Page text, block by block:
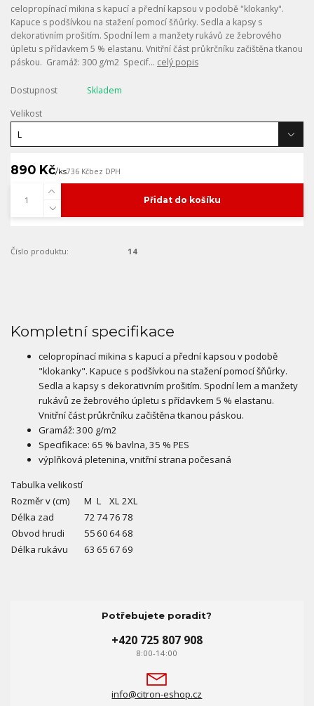
celopropínací mikina s kapucí a přední kapsou v podobě "klokanky".
Kapuce s podšívkou na stažení pomocí šňůrky. Sedla a kapsy s
dekorativním prošitím. Spodní lem a manžety rukávů ze žebrového
úpletu s přídavkem 5 % elastanu. Vnitřní část průkrčníku začištěna tkanou
páskou. Gramáž: 300 g/m2 Specif... celý popis
Dostupnost
Skladem
Velikost
890 Kč/ks736 Kčbez DPH
Přidat do košíku
Číslo produktu: 14
Kompletní specifikace
celopropínací mikina s kapucí a přední kapsou v podobě
"klokanky". Kapuce s podšívkou na stažení pomocí šňůrky.
Sedla a kapsy s dekorativním prošitím. Spodní lem a manžety
rukávů ze žebrového úpletu s přídavkem 5 % elastanu.
Vnitřní část průkrčníku začištěna tkanou páskou.
Gramáž: 300 g/m2
Specifikace: 65 % bavlna, 35 % PES
výplňková pletenina, vnitřní strana počesaná
Tabulka velikostí
Rozměr v (cm)
M L XL 2XL
Délka zad
72747678
Obvod hrudi
55 60 6468
Délka rukávu
63 65 67 69
Potřebujete poradit?
+420 725 807 908
8:00-14:00
info@citron-eshop.cz